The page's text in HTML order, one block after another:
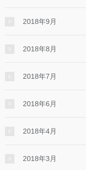
2018年9月
2018年8月
2018年7月
2018年6月
2018年4月
2018年3月